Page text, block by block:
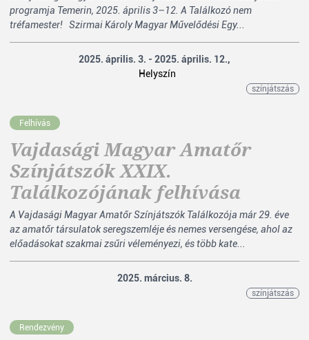
programja Temerin, 2025. április 3–12. A Találkozó nem
tréfamester! Szirmai Károly Magyar Művelődési Egy...
2025. április. 3. - 2025. április. 12.,
Helyszín
színjátszás
Felhívás
Vajdasági Magyar Amatőr
Színjátszók XXIX.
Találkozójának felhívása
A Vajdasági Magyar Amatőr Színjátszók Találkozója már 29. éve
az amatőr társulatok seregszemléje és nemes versengése, ahol az
előadásokat szakmai zsűri véleményezi, és több kate...
2025. március. 8.
színjátszás
Rendezvény